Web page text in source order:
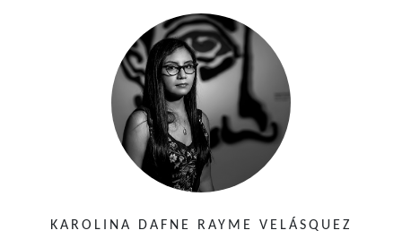
KAROLINA DAFNE RAYME VELÁSQUEZ